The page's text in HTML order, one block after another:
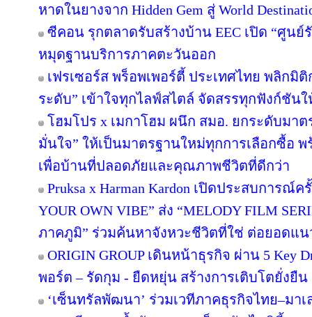
หาดในยางจาก Hidden Gem สู่ World
ซีคอน รุกตลาดรับสร้างบ้าน EEC เปิด “ศูน
หมุดฐานบริการภาคตะวันออก
เฟรเซอร์ส พร็อพเพอร์ตี้ ประเทศไทย พลิกมิ
ระดับ” เข้าใจทุกไลฟ์สไตล์ จัดสรรทุกฟังก์ชัน
โฮมโปร x เมกาโฮม ผนึก สมอ. ยกระดับมา
มั่นใจ” ให้เป็นมาตรฐานใหม่ทุกการเลือกซื้อ
เพื่อบ้านที่ปลอดภัยและคุณภาพชีวิตที่ดีกว่า
Pruksa x Harman Kardon เปิดประสบการณ์
YOUR OWN VIBE” ส่ง “MELODY FILM
ภาคภูมิ” ร่วมค้นหาจังหวะชีวิตที่ใช่ ต่อยอดแน
ORIGIN GROUP เดินหน้าธุรกิจ ผ่าน 5 Key
พอร์ต – รัดกุม - ยืดหยุ่น สร้างการเติบโตยั่งยื
‘เซ็นทรัลพัฒนา’ ร่วมเวทีภาคธุรกิจไทย–มา